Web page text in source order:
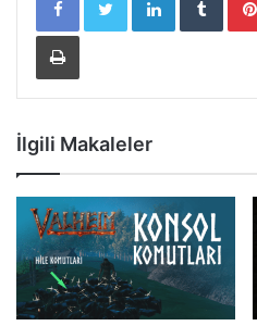
Yazdır
İlgili Makaleler